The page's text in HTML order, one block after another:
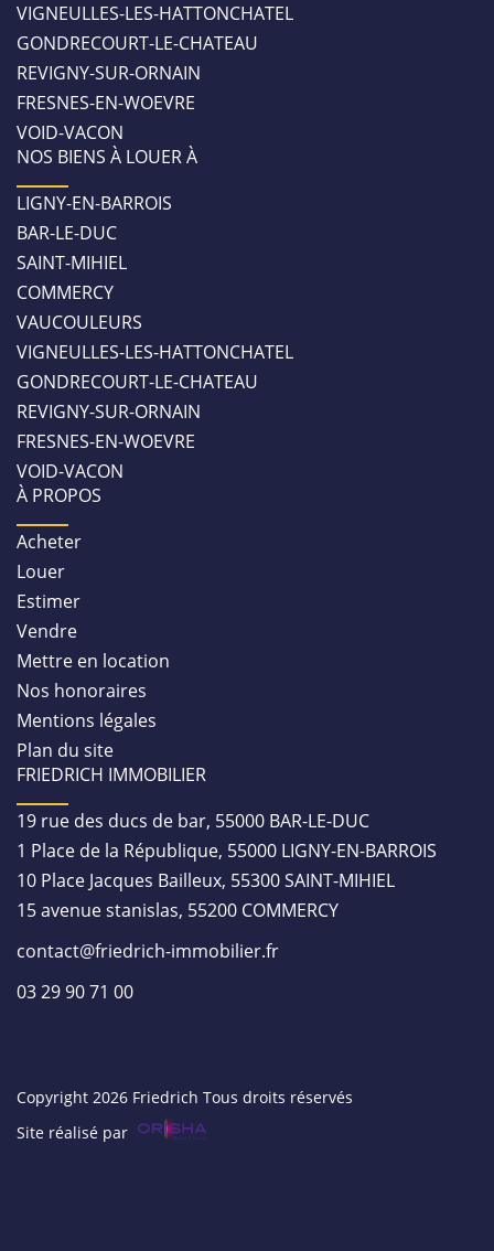
VIGNEULLES-LES-HATTONCHATEL
GONDRECOURT-LE-CHATEAU
REVIGNY-SUR-ORNAIN
FRESNES-EN-WOEVRE
VOID-VACON
NOS BIENS À LOUER À
LIGNY-EN-BARROIS
BAR-LE-DUC
SAINT-MIHIEL
COMMERCY
VAUCOULEURS
VIGNEULLES-LES-HATTONCHATEL
GONDRECOURT-LE-CHATEAU
REVIGNY-SUR-ORNAIN
FRESNES-EN-WOEVRE
VOID-VACON
À PROPOS
Acheter
Louer
Estimer
Vendre
Mettre en location
Nos honoraires
Mentions légales
Plan du site
FRIEDRICH IMMOBILIER
19 rue des ducs de bar, 55000 BAR-LE-DUC
1 Place de la République, 55000 LIGNY-EN-BARROIS
10 Place Jacques Bailleux, 55300 SAINT-MIHIEL
15 avenue stanislas, 55200 COMMERCY
contact@friedrich-immobilier.fr
03 29 90 71 00
Copyright 2026 Friedrich Tous droits réservés
Site réalisé par